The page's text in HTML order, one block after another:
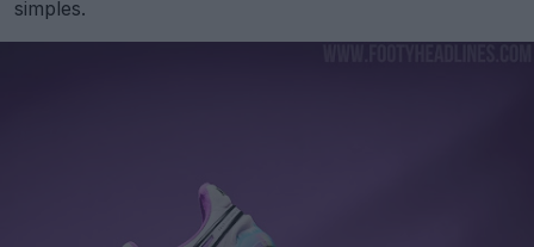
simples.